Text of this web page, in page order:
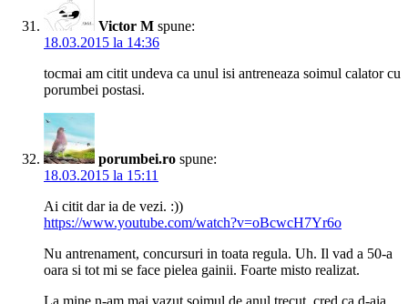
Victor M spune:
18.03.2015 la 14:36
tocmai am citit undeva ca unul isi antreneaza soimul calator cu
porumbei postasi.
porumbei.ro spune:
18.03.2015 la 15:11
Ai citit dar ia de vezi. :))
https://www.youtube.com/watch?v=oBcwcH7Yr6o
Nu antrenament, concursuri in toata regula. Uh. Il vad a 50-a
oara si tot mi se face pielea gainii. Foarte misto realizat.